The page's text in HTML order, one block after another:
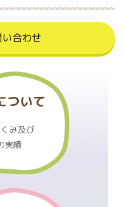
合わせ
ついて
み及び
実績